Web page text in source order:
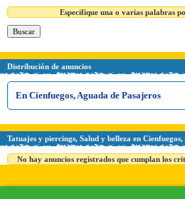
Especifique una o varias palabras
Distribución de anuncios
En Cienfuegos, Aguada de Pasajeros
Tatuajes y piercings, Salud y belleza en
No hay anuncios registrados que cumplan los